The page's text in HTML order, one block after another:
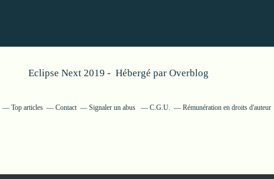
Eclipse Next 2019 - Hébergé par Overblog
Top articles Contact Signaler un abus C.G.U. Rémunération en droits d'auteur